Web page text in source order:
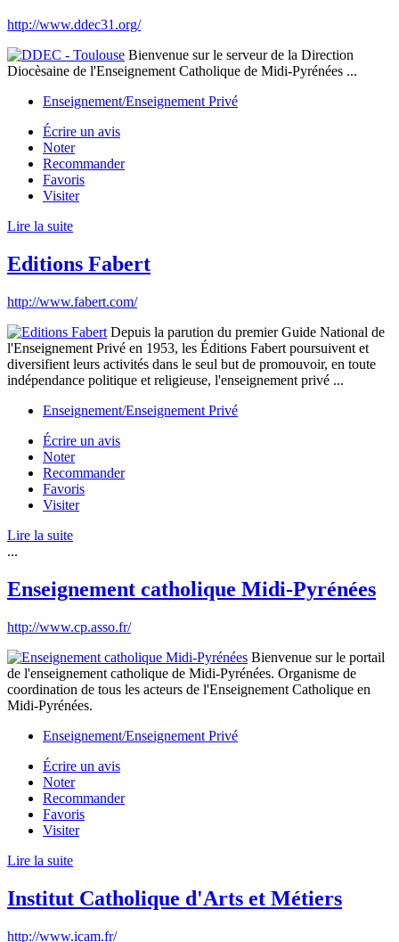
http://www.ddec31.org/
Bienvenue sur le serveur de la Direction
Diocèsaine de l'Enseignement Catholique de Midi-Pyrénées ...
Enseignement/Enseignement Privé
Écrire un avis
Noter
Recommander
Favoris
Visiter
Lire la suite
Editions Fabert
http://www.fabert.com/
Depuis la parution du premier Guide National de
l'Enseignement Privé en 1953, les Éditions Fabert poursuivent et
diversifient leurs activités dans le seul but de promouvoir, en toute
indépendance politique et religieuse, l'enseignement privé ...
Enseignement/Enseignement Privé
Écrire un avis
Noter
Recommander
Favoris
Visiter
Lire la suite
...
Enseignement catholique Midi-Pyrénées
http://www.cp.asso.fr/
Bienvenue sur le portail
de l'enseignement catholique de Midi-Pyrénées. Organisme de
coordination de tous les acteurs de l'Enseignement Catholique en
Midi-Pyrénées.
Enseignement/Enseignement Privé
Écrire un avis
Noter
Recommander
Favoris
Visiter
Lire la suite
Institut Catholique d'Arts et Métiers
http://www.icam.fr/